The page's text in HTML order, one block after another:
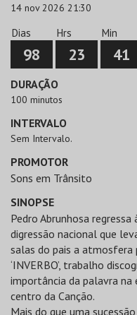
14 nov 2026 21:30
Dias
98
Hrs
23
Min
41
DURAÇÃO
100 minutos
INTERVALO
Sem Intervalo.
PROMOTOR
Sons em Trânsito
SINOPSE
Pedro Abrunhosa regressa
digressão nacional que
salas do pais a atmosfera
‘INVERBO’, trabalho
importância da palavra
centro da Canção.
Mais do que uma